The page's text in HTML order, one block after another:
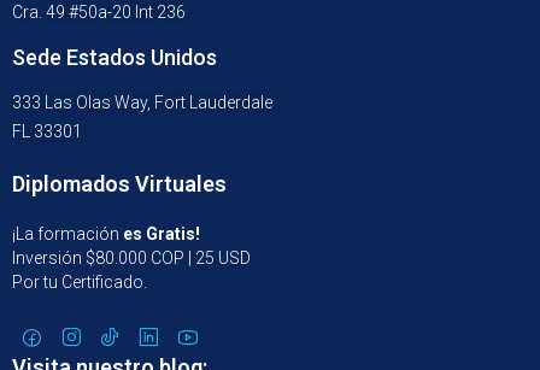
Cra. 49 #50a-20 Int 236
Sede Estados Unidos
333 Las Olas Way, Fort Lauderdale
FL 33301
Diplomados Virtuales
¡La formación es Gratis!
Inversión $80.000 COP | 25 USD
Por tu Certificado.